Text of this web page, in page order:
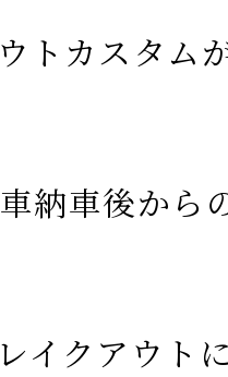
トカスタム
納車後から
イクアウト